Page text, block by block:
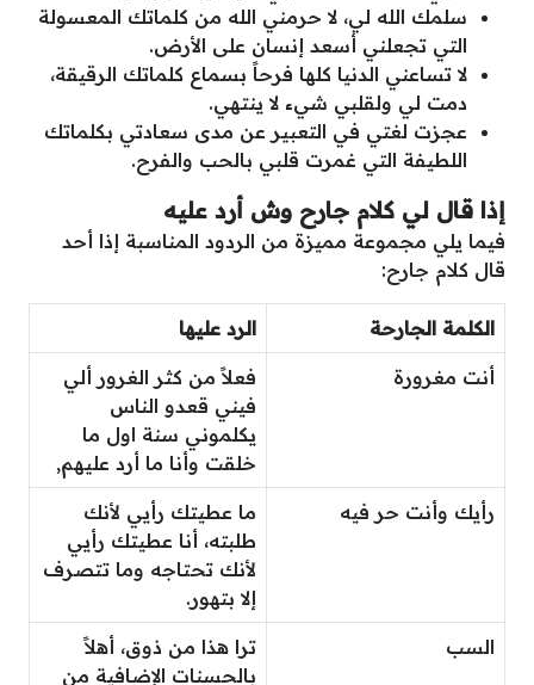
سلمك الله لي، لا حرمني الله من كلماتك المعسولة
التي تجعلني أسعد إنسان على الأرض.
لا تساعني الدنيا كلها فرحاً بسماع كلماتك الرقيقة،
دمت لي ولقلبي شيء لا ينتهي.
عجزت لغتي في التعبير عن مدى سعادتي بكلماتك
اللطيفة التي غمرت قلبي بالحب والفرح.
إذا قال لي كلام جارح وش أرد عليه
فيما يلي مجموعة مميزة من الردود المناسبة إذا أحد
قال كلام جارح:
الكلمة الجارحة الرد عليها
أنت مغرورة
فعلاً من كثر الغرور ألي
فيني قعدو الناس
يكلموني سنة اول ما
خلقت وأنا ما أرد عليهم,
رأيك وأنت حر فيه
ما عطيتك رأيي لأنك
طلبته، أنا عطيتك رأيي
لأنك تحتاجه وما تتصرف
إلا بتهور.
السب
ترا هذا من ذوق، أهلاً
بالحسنات الإضافية من